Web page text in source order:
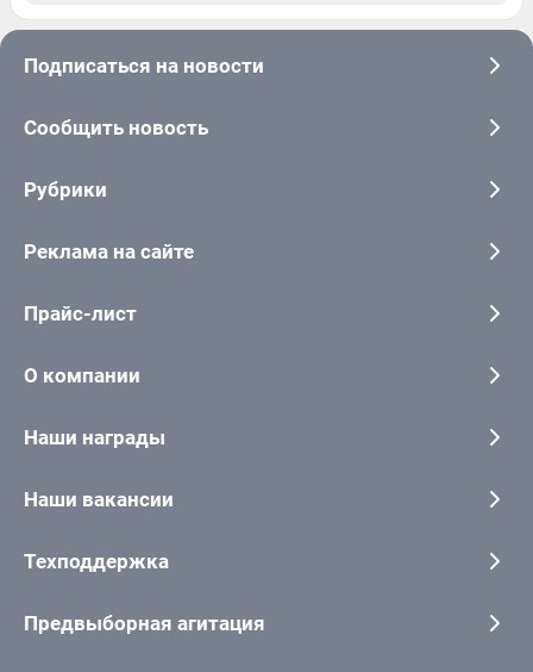
Подписаться на новости
Сообщить новость
Рубрики
Реклама на сайте
Прайс-лист
О компании
Наши награды
Наши вакансии
Техподдержка
Предвыборная агитация